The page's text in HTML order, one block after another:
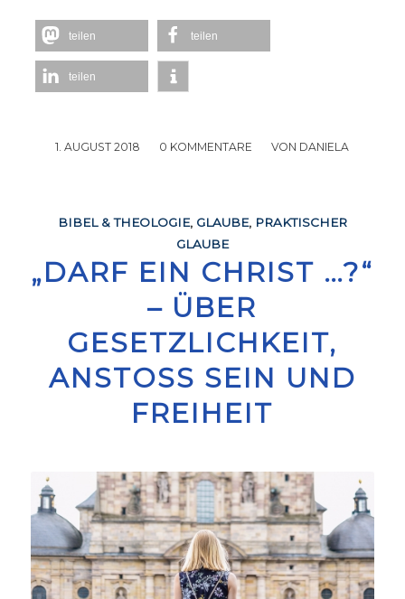
teilen teilen
teilen
1. AUGUST 2018
/ 0 KOMMENTARE
/ VON DANIELA
BIBEL & THEOLOGIE, GLAUBE, PRAKTISCHER
GLAUBE
„DARF EIN CHRIST …?“
– ÜBER
GESETZLICHKEIT,
ANSTOSS SEIN UND F
REIHEIT